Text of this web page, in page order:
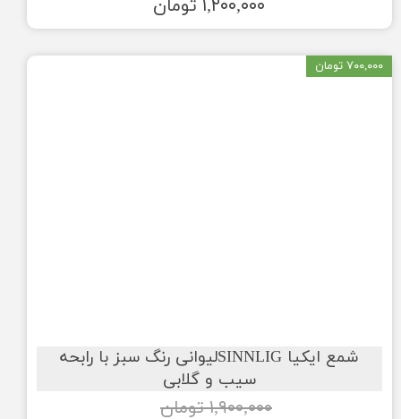
۱,۲۰۰,۰۰۰ تومان
شمع ایکیا SINNLIGلیوانی رنگ سبز با رابحه
سیب و گلابی
۱,۹۰۰,۰۰۰ تومان
۷۰۰,۰۰۰ تومان